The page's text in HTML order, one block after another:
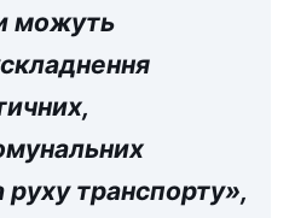
можуть
руху транспорту»,